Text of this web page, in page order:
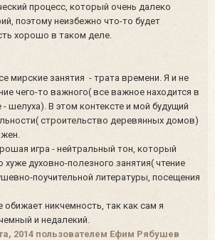
процесс, который очень далеко
поэтому неизбежно что-то будет
хорошо в таком деле.
мирские занятия - трата времени. Я и не
чего-то важного( все важное находится в
шелуха). В этом контексте и мой будущий
строительство деревянных домов)
игра - нейтральный тон, который
хуже духовно-полезного занятия( чтение
поучительной литературы, посещения
никчемность, так как сам я
и недалекий.
2014 пользователем Ефим Рябушев